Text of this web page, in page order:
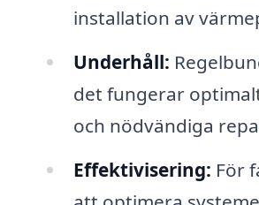
installation av
Underhåll:
det fungerar
och nödvändiga
Effektivisering: För